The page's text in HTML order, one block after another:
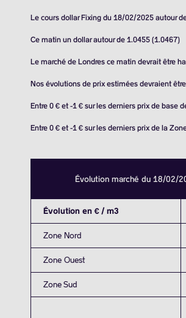
Le cours dollar Fixing du 18/02/2025 autour
Ce matin un dollar autour de 1.0455 (1.0467)
Le marché de Londres ce matin devrait être
Nos évolutions de prix estimées devraient
Entre 0 € et -1 € sur les derniers prix de base
Entre 0 € et -1 € sur les derniers prix de la
Évolution marché du 18/02/
Évolution en € / m3
Zone Nord
Zone Ouest
Zone Sud